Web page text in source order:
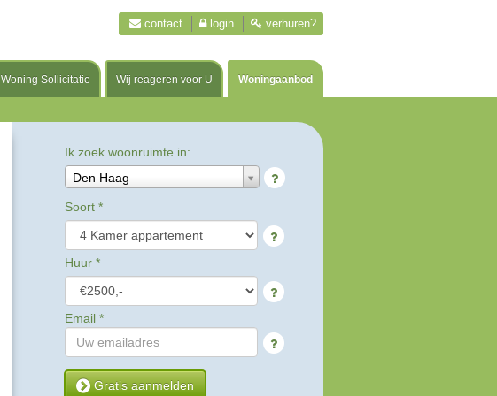
Woning Sollicitatie Wij reageren voor U Woningaanbod
contact login verhuren?
Ik zoek woonruimte in:
Den Haag
Soort *
Huur *
Email *
Gratis aanmelden